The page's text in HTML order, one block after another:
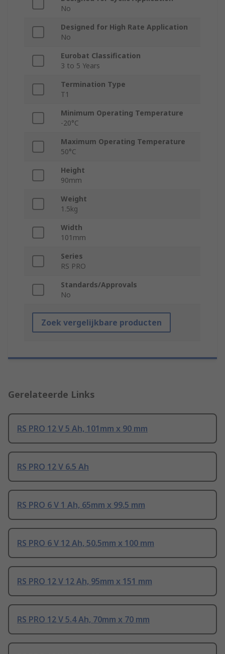
No
Designed for High Rate Application
No
Eurobat Classification
3 to 5 Years
Termination Type
T1
Minimum Operating Temperature
-20°C
Maximum Operating Temperature
50°C
Height
90mm
Weight
1.5kg
Width
101mm
Series
RS PRO
Standards/Approvals
No
Zoek vergelijkbare producten
Gerelateerde Links
RS PRO 12 V 5 Ah, 101mm x 90 mm
RS PRO 12 V 6.5 Ah
RS PRO 6 V 1 Ah, 65mm x 99.5 mm
RS PRO 6 V 12 Ah, 50.5mm x 100 mm
RS PRO 12 V 12 Ah, 95mm x 151 mm
RS PRO 12 V 5.4 Ah, 70mm x 70 mm